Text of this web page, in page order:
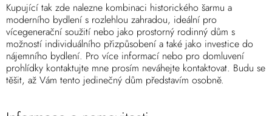
Kupující tak zde nalezne kombinaci historického šarmu a
moderního bydlení s rozlehlou zahradou, ideální pro
vícegenerační soužití nebo jako prostorný rodinný dům s
možností individuálního přizpůsobení a také jako investice do
nájemního bydlení. Pro více informací nebo pro domluvení
prohlídky kontaktujte mne prosím neváhejte kontaktovat. Budu se
těšit, až Vám tento jedinečný dům představím osobně.